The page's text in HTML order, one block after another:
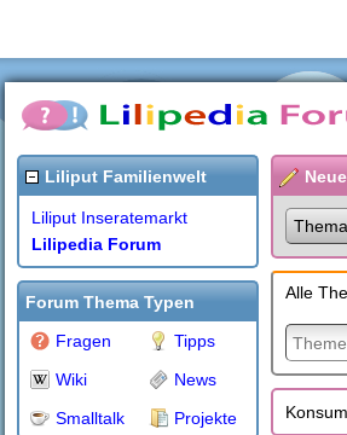
Liliput Familienwelt
Liliput Inseratemarkt
Lilipedia Forum
Forum Thema Typen
Fragen
Tipps
Wiki
News
Smalltalk
Projekte
Alle